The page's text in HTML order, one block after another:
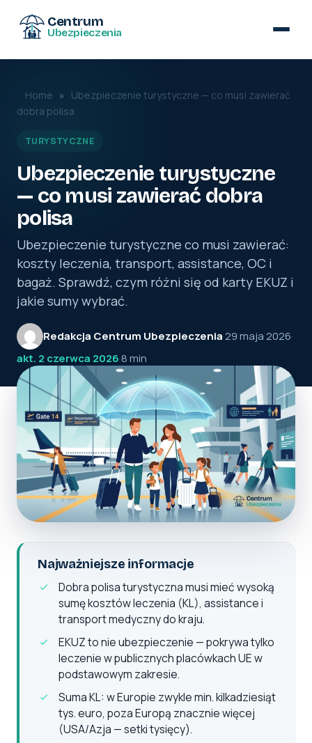
Centrum
Ubezpieczenia
Home »
Ubezpieczenie turystyczne — co musi zawierać
dobra polisa
TURYSTYCZNE
Ubezpieczenie turystyczne
— co musi zawierać dobra
polisa
Ubezpieczenie turystyczne co musi zawierać:
koszty leczenia, transport, assistance, OC i
bagaż. Sprawdź, czym różni się od karty EKUZ i
jakie sumy wybrać.
Redakcja Centrum Ubezpieczenia·29 maja 2026·
akt. 2 czerwca 2026·8 min
Najważniejsze informacje
Dobra polisa turystyczna musi mieć wysoką
sumę kosztów leczenia (KL), assistance i
transport medyczny do kraju.
EKUZ to nie ubezpieczenie — pokrywa tylko
leczenie w publicznych placówkach UE w
podstawowym zakresie.
Suma KL: w Europie zwykle min. kilkadziesiąt
tys. euro, poza Europą znacznie więcej
(USA/Azja — setki tysięcy).